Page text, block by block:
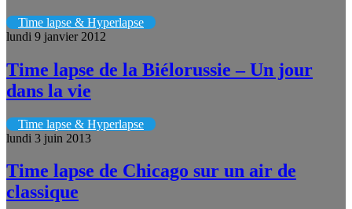
Time lapse & Hyperlapse
lundi 9 janvier 2012
Time lapse de la Biélorussie – Un jour
dans la vie
Time lapse & Hyperlapse
lundi 3 juin 2013
Time lapse de Chicago sur un air de
classique